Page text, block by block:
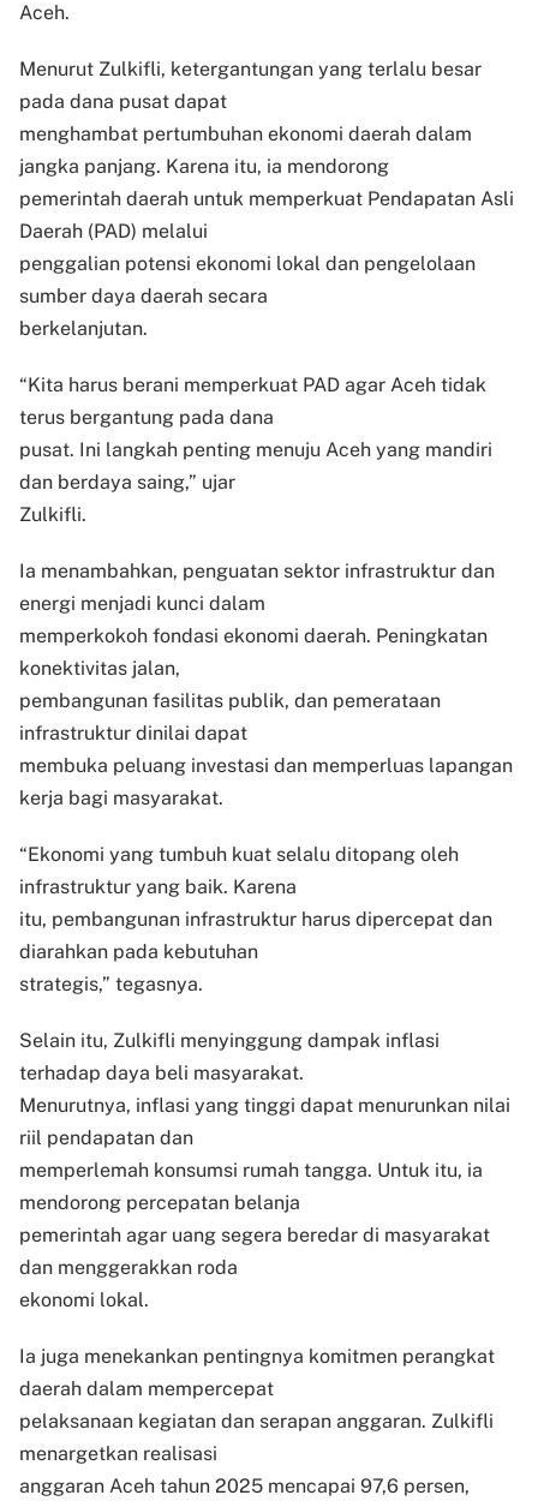
Aceh.
Menurut Zulkifli, ketergantungan yang terlalu besar
pada dana pusat dapat
menghambat pertumbuhan ekonomi daerah dalam
jangka panjang. Karena itu, ia mendorong
pemerintah daerah untuk memperkuat Pendapatan Asli
Daerah (PAD) melalui
penggalian potensi ekonomi lokal dan pengelolaan
sumber daya daerah secara
berkelanjutan.
“Kita harus berani memperkuat PAD agar Aceh tidak
terus bergantung pada dana
pusat. Ini langkah penting menuju Aceh yang mandiri
dan berdaya saing,” ujar
Zulkifli.
Ia menambahkan, penguatan sektor infrastruktur dan
energi menjadi kunci dalam
memperkokoh fondasi ekonomi daerah. Peningkatan
konektivitas jalan,
pembangunan fasilitas publik, dan pemerataan
infrastruktur dinilai dapat
membuka peluang investasi dan memperluas lapangan
kerja bagi masyarakat.
“Ekonomi yang tumbuh kuat selalu ditopang oleh
infrastruktur yang baik. Karena
itu, pembangunan infrastruktur harus dipercepat dan
diarahkan pada kebutuhan
strategis,” tegasnya.
Selain itu, Zulkifli menyinggung dampak inflasi
terhadap daya beli masyarakat.
Menurutnya, inflasi yang tinggi dapat menurunkan nilai
riil pendapatan dan
memperlemah konsumsi rumah tangga. Untuk itu, ia
mendorong percepatan belanja
pemerintah agar uang segera beredar di masyarakat
dan menggerakkan roda
ekonomi lokal.
Ia juga menekankan pentingnya komitmen perangkat
daerah dalam mempercepat
pelaksanaan kegiatan dan serapan anggaran. Zulkifli
menargetkan realisasi
anggaran Aceh tahun 2025 mencapai 97,6 persen,